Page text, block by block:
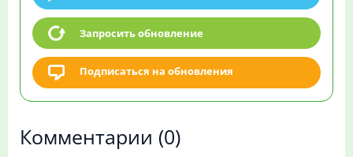
Запросить обновление
Подписаться на обновления
Комментарии (0)